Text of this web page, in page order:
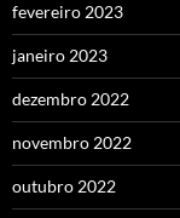
fevereiro 2023
janeiro 2023
dezembro 2022
novembro 2022
outubro 2022